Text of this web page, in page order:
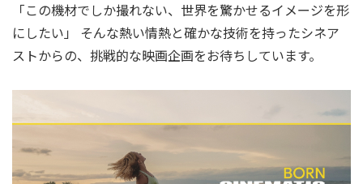
「この機材でしか撮れない、世界を驚かせるイメージを形
にしたい」 そんな熱い情熱と確かな技術を持ったシネア
ストからの、挑戦的な映画企画をお待ちしています。